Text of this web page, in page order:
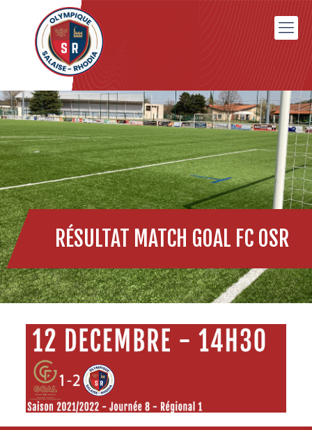
RÉSULTAT MATCH GOAL FC OSR